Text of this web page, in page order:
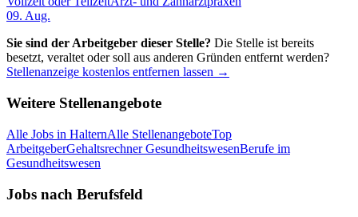
09. Aug.
Sie sind der Arbeitgeber dieser Stelle? Die Stelle ist bereits
besetzt, veraltet oder soll aus anderen Gründen entfernt werden?
Stellenanzeige kostenlos entfernen lassen →
Weitere Stellenangebote
Alle Jobs in HalternAlle StellenangeboteTop
ArbeitgeberGehaltsrechner GesundheitswesenBerufe im
Gesundheitswesen
Jobs nach Berufsfeld